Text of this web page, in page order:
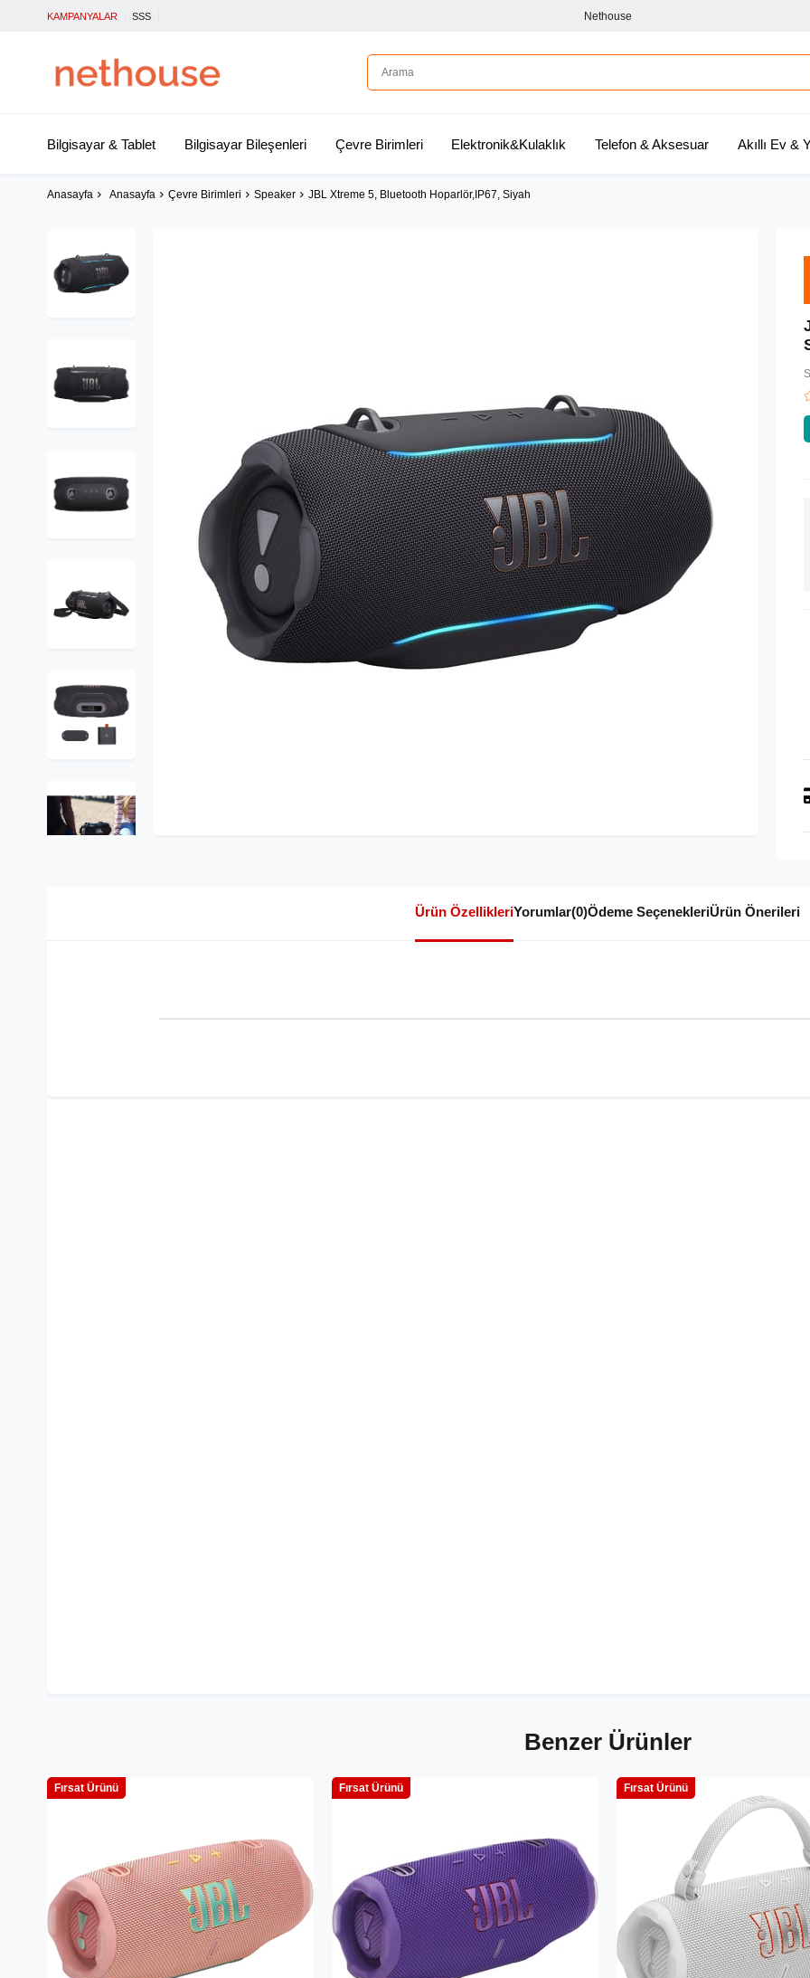
KAMPANYALAR SSS Nethouse
Bilgisayar & Tablet Bilgisayar Bileşenleri Çevre Birimleri Elektronik&Kulaklık Telefon & Aksesuar Akıllı Ev &
Anasayfa Anasayfa Çevre Birimleri Speaker JBL Xtreme 5, Bluetooth Hoparlör,IP67, Siyah
Ürün ÖzellikleriYorumlar(0)Ödeme SeçenekleriÜrün Önerileri
Benzer Ürünler
Fırsat Ürünü Fırsat Ürünü Fırsat Ürünü